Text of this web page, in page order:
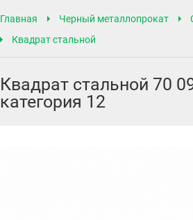
Главная Черный металлопрокат
Квадрат стальной
Квадрат стальной 70
категория 12